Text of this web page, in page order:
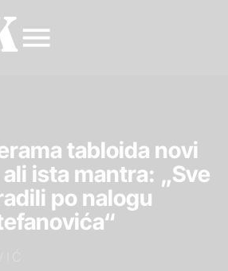
tabloida novi
ista mantra: „Sve
po nalogu